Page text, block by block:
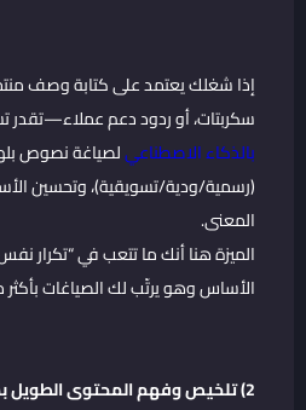
إذا شغلك يعتمد على كتابة وصف
سكربتات، أو ردود دعم عملاء—تقدر
بالذكاء الاصطناعيلصياغة نصوص
(رسمية/ودية/تسويقية)، وتحسين
المعنى.
الميزة هنا أنك ما تتعب في “تكرار
الأساس وهو يرتّب لك الصياغات بأكثر
2) تلخيص وفهم المحتوى الطويل بدون تضييع وقت